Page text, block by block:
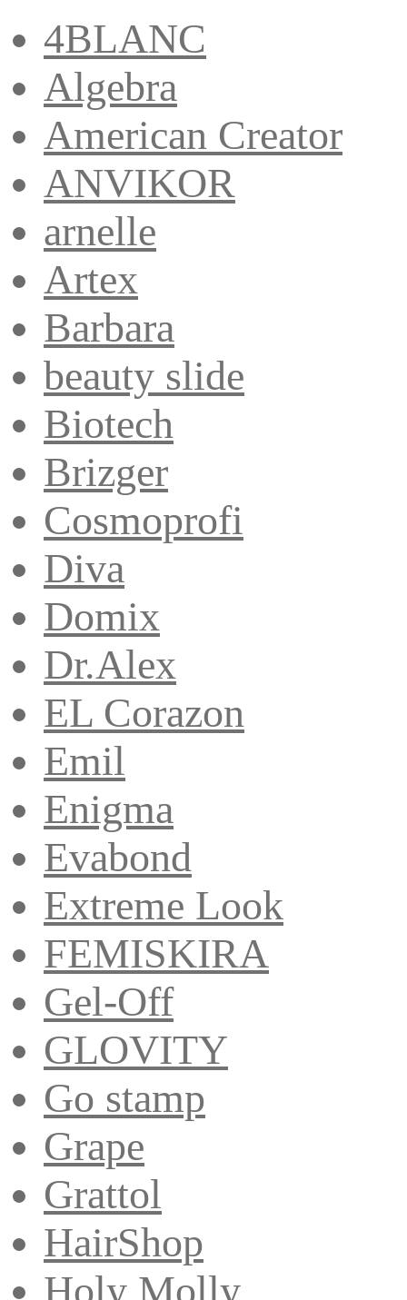
4BLANC
Algebra
American Creator
ANVIKOR
arnelle
Artex
Barbara
beauty slide
Biotech
Brizger
Cosmoprofi
Diva
Domix
Dr.Alex
EL Corazon
Emil
Enigma
Evabond
Extreme Look
FEMISKIRA
Gel-Off
GLOVITY
Go stamp
Grape
Grattol
HairShop
Holy Molly